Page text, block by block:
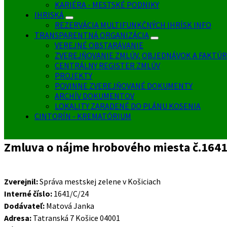
KARIÉRA - MESTSKÉ PODNIKY
IHRISKÁ
REZERVÁCIA MULTIFUNKČNÝCH IHRÍSK INFO
TRANSPARENTNÁ ORGANIZÁCIA
VEREJNÉ OBSTARÁVANIE
ZVEREJŇOVANIE ZMLÚV, OBJEDNÁVOK A FAKTÚR
CENTRÁLNY REGISTER ZMLÚV
PROJEKTY
POVINNE ZVEREJŇOVANÉ DOKUMENTY
ARCHÍV DOKUMENTOV
LOKALITY ZARADENÉ DO PLÁNU KOSENIA
CINTORÍN - KREMATÓRIUM
Zmluva o nájme hrobového miesta
Zverejnil:Správa mestskej zelene v Košiciach
Interné číslo: 1641/C/24
Dodávateľ: Matová Janka
Adresa: Tatranská 7 Košice 04001